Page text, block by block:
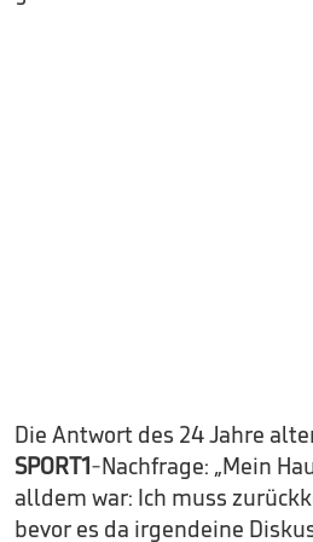
Die Antwort des 24 Jahre
SPORT1-Nachfrage: „Mein
alldem war: Ich muss
bevor es da irgendeine